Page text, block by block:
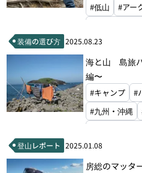
#低山
#アー
#ザ・ノース・
#アイスブレ
#山旅
装備の選び方 2025.08.23
海と山 島旅
編〜
#キャンプ #
#九州・沖縄
#エバニュー
#パタゴニア
登山レポート 2025.01.08
房総のマッタ